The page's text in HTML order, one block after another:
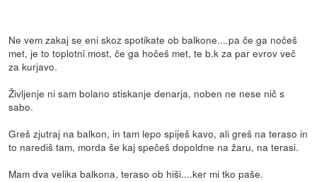
Ne vem zakaj se eni skoz spotikate ob balkone....pa če ga nočeš
met, je to toplotni most, če ga hočeš met, te b.k za par evrov več
za kurjavo.
Življenje ni sam bolano stiskanje denarja, noben ne nese nič s
sabo.
Greš zjutraj na balkon, in tam lepo spiješ kavo, ali greš na teraso in
to narediš tam, morda še kaj spečeš dopoldne na žaru, na terasi.
Mam dva velika balkona, teraso ob hiši....ker mi tko paše.